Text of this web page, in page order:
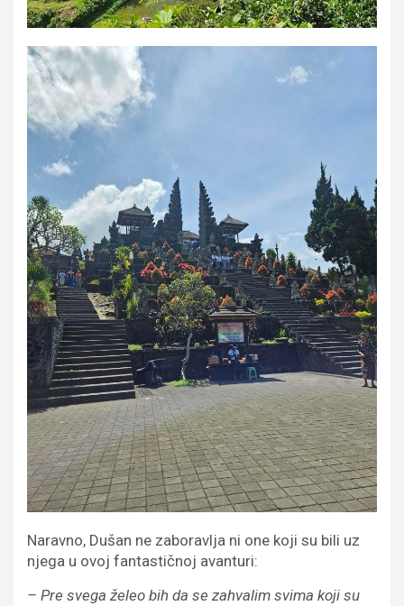
Naravno, Dušan ne zaboravlja ni one koji su bili uz
njega u ovoj fantastičnoj avanturi:
– Pre svega želeo bih da se zahvalim svima koji su